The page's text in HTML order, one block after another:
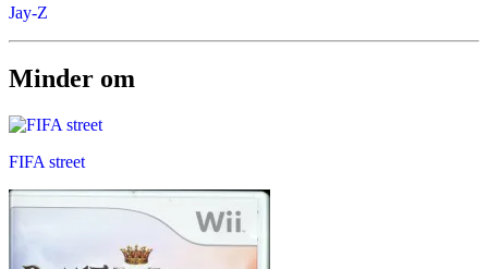
Jay-Z
Minder om
FIFA street